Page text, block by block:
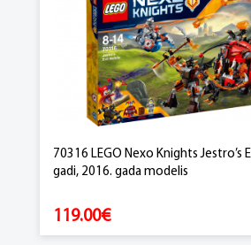
70316 LEGO Nexo Knights Jestro’s
gadi, 2016. gada modelis
119.00€